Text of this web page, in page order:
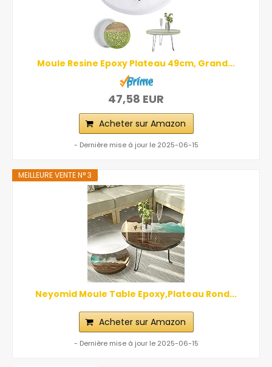
Moule Resine Epoxy Plateau 49cm, Grand...
47,58 EUR
Acheter sur Amazon
- Dernière mise à jour le 2025-06-15
MEILLEURE VENTE N° 3
Neyomid Moule Table Epoxy,Plateau Rond...
Acheter sur Amazon
- Dernière mise à jour le 2025-06-15